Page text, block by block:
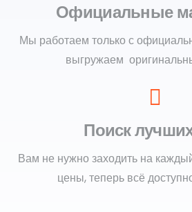
Официальные
Мы работаем только с
выгружаем
Поиск
Вам не нужно заходить на
цены, теперь всё